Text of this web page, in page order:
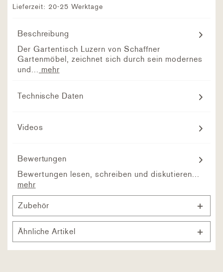
Lieferzeit: 20-25 Werktage
Beschreibung
Der Gartentisch Luzern von Schaffner
Gartenmöbel, zeichnet sich durch sein modernes
und...
mehr
Technische Daten
Videos
Bewertungen
Bewertungen lesen, schreiben und diskutieren...
mehr
Zubehör
Ähnliche Artikel